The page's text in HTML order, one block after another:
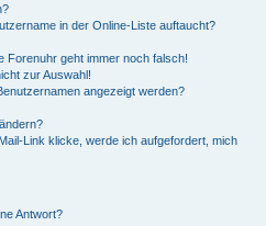
in der Online-Liste auftaucht?
Forenuhr geht immer noch falsch!
zur Auswahl!
angezeigt werden?
Link klicke, werde ich aufgefordert, mich
Antwort?